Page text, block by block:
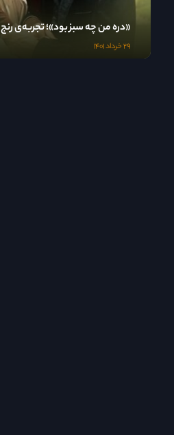
«دره من چه سبز بود»؛ تجربه‌ی رنج
۲۹ خرداد ۱۴۰۱